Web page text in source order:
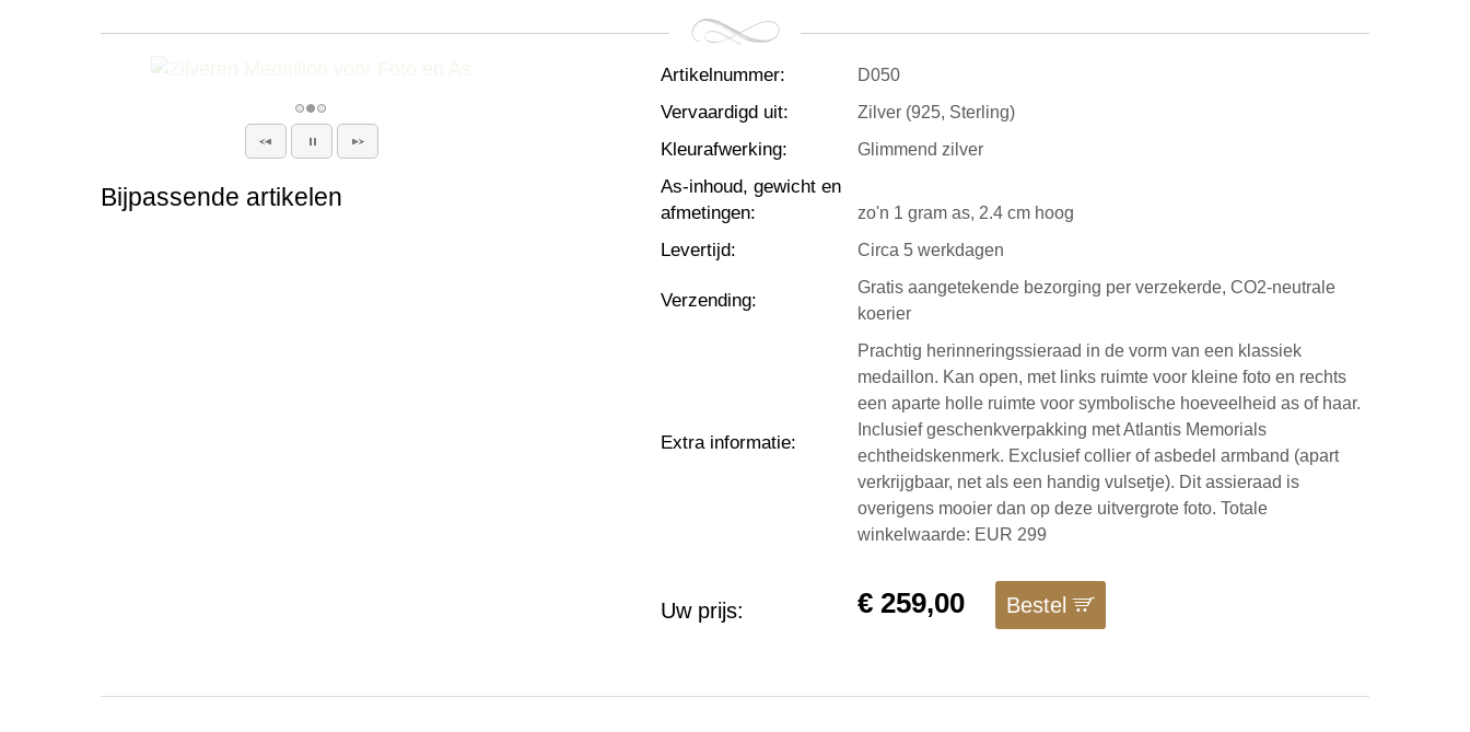
Artikelnummer: D050
Vervaardigd uit: Zilver (925, Sterling)
Kleurafwerking: Glimmend zilver
As-inhoud, gewicht en
afmetingen: zo'n 1 gram as, 2.4 cm hoog
Levertijd: Circa 5 werkdagen
Verzending:
Gratis aangetekende bezorging per verzekerde, CO2-neutrale
koerier
Extra informatie:
Prachtig herinneringssieraad in de vorm van een klassiek
medaillon. Kan open, met links ruimte voor kleine foto en rechts
een aparte holle ruimte voor symbolische hoeveelheid as of haar.
Inclusief geschenkverpakking met Atlantis Memorials
echtheidskenmerk. Exclusief collier of asbedel armband (apart
verkrijgbaar, net als een handig vulsetje). Dit assieraad is
overigens mooier dan op deze uitvergrote foto. Totale
winkelwaarde: EUR 299
Uw prijs: €259,00 Bestel
Bijpassende artikelen